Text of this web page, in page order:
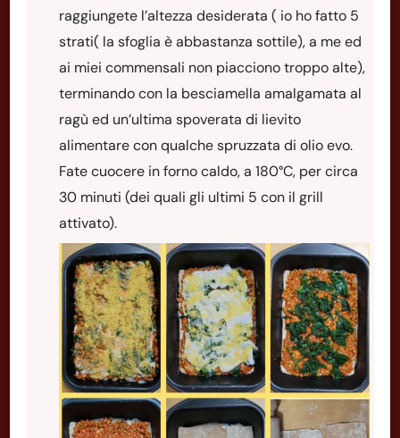
raggiungete l’altezza desiderata ( io ho fatto 5
strati( la sfoglia è abbastanza sottile), a me ed
ai miei commensali non piacciono troppo alte),
terminando con la besciamella amalgamata al
ragù ed un’ultima spoverata di lievito
alimentare con qualche spruzzata di olio evo.
Fate cuocere in forno caldo, a 180°C, per circa
30 minuti (dei quali gli ultimi 5 con il grill
attivato).